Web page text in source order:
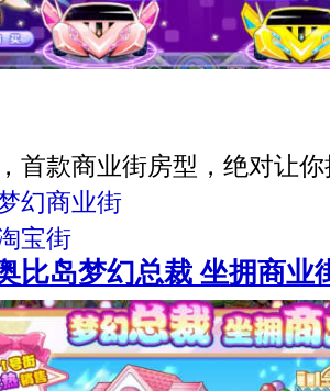
首款商业街房型，绝对让
幻商业街
宝街
比岛梦幻总裁 坐拥商业